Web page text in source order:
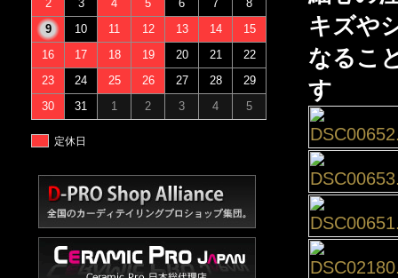
キズや
なるこ
す
2
3 4 5 6 7
8
9
10 11 12 13 14
15
16
17 18 19 20 21
22
23
24 25 26 27 28
29
30
31 1 2 3 4 5
定休日